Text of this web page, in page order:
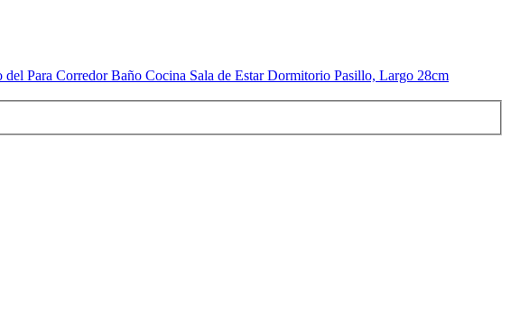
Para Corredor Baño Cocina Sala de Estar Dormitorio Pasillo, Largo 28cm